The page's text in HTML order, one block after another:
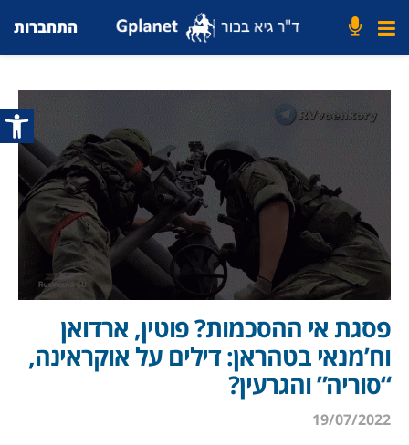
פתח
התחברות
פסגת אי ההסכמות? פוטין, ארדואן
וח’מנאי בטהראן: דילים על אוקראינה,
“סוריה” והגרעין?
19/07/2022